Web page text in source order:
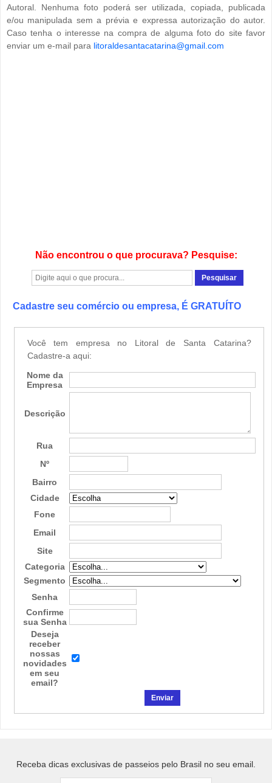
Autoral. Nenhuma foto poderá ser utilizada, copiada, publicada
e/ou manipulada sem a prévia e expressa autorização do autor.
Caso tenha o interesse na compra de alguma foto do site favor
enviar um e-mail para litoraldesantacatarina@gmail.com
Não encontrou o que procurava? Pesquise:
Cadastre seu comércio ou empresa, É GRATUÍTO
Você tem empresa no Litoral de Santa Catarina?
Cadastre-a aqui:
Nome da
Empresa
Descrição
Rua
Nº
Bairro
Cidade
Fone
Email
Site
Categoria
Segmento
Senha
Confirme
sua Senha
Deseja
receber
nossas
novidades
em seu
email?
Receba dicas exclusivas de passeios pelo Brasil no seu email.